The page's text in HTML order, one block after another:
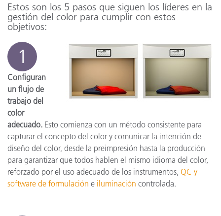
Estos son los 5 pasos que siguen los líderes en la
gestión del color para cumplir con estos
objetivos:
1
Configuran
un flujo de
trabajo del
color
adecuado. Esto comienza con un método consistente para
capturar el concepto del color y comunicar la intención de
diseño del color, desde la preimpresión hasta la producción
para garantizar que todos hablen el mismo idioma del color,
reforzado por el uso adecuado de los instrumentos, QC y
software de formulación e iluminación controlada.